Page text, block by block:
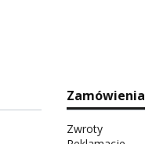
Zamówienia
Zwroty